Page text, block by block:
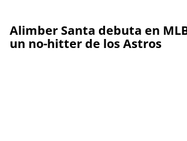
Alimber Santa debuta en
un no-hitter de los Astros